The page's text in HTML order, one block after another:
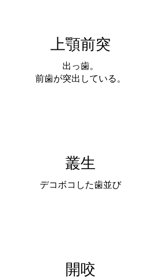
​上顎前突
出っ歯。
前歯が突出している。
​叢生
​デコボコした歯並び
開咬